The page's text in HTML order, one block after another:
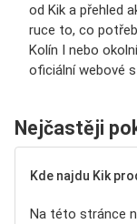
od Kik a přehled
ruce to, co
Kolín I nebo
oficiální webové
Nejčastěji
Kde najdu Kik
Na této stránce